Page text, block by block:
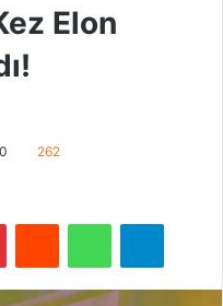
Elon
0 262
PinterestReddit WhatsApp